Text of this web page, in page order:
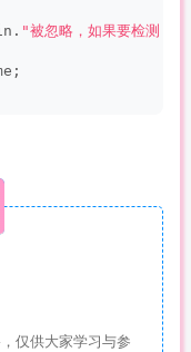
"被忽略，如果要检测，
仅供大家学习与参